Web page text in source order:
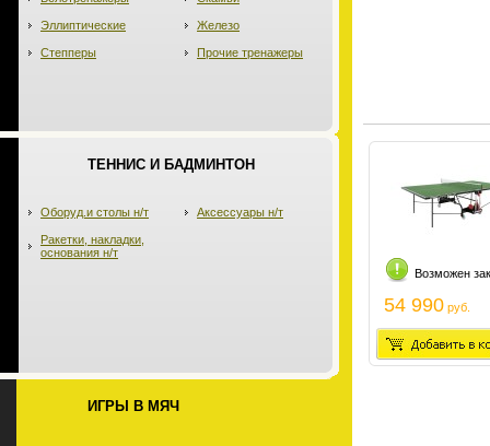
Эллиптические
Степперы
Железо
Прочие тренажеры
ТЕННИС И БАДМИНТОН
Оборуд.и столы н/т
Ракетки, накладки,
основания н/т
Аксессуары н/т
ИГРЫ В МЯЧ
Возможен
54 990 руб.